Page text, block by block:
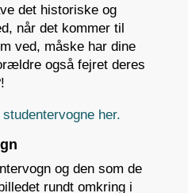
det historiske og
når det kommer til
ved, måske har dine
også fejret deres
her.
og den som de
rundt omkring i